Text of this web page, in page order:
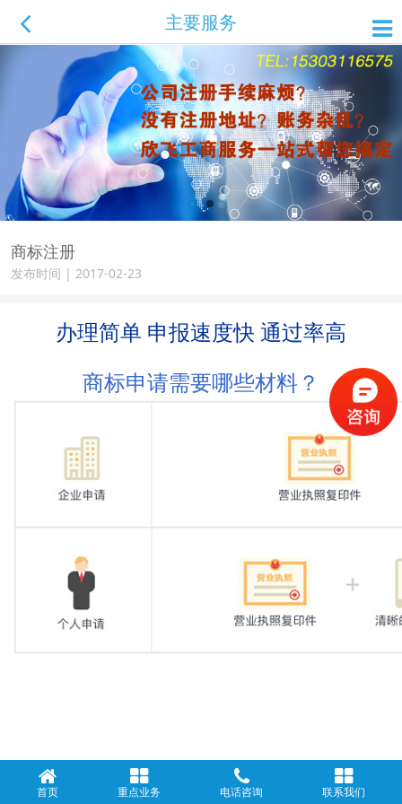
主要服务
商标注册
发布时间 | 2017-02-23
办理简单 申报速度快 通过率高
商标申请需要哪些材料？
首页 重点业务 电话咨询 联系我们